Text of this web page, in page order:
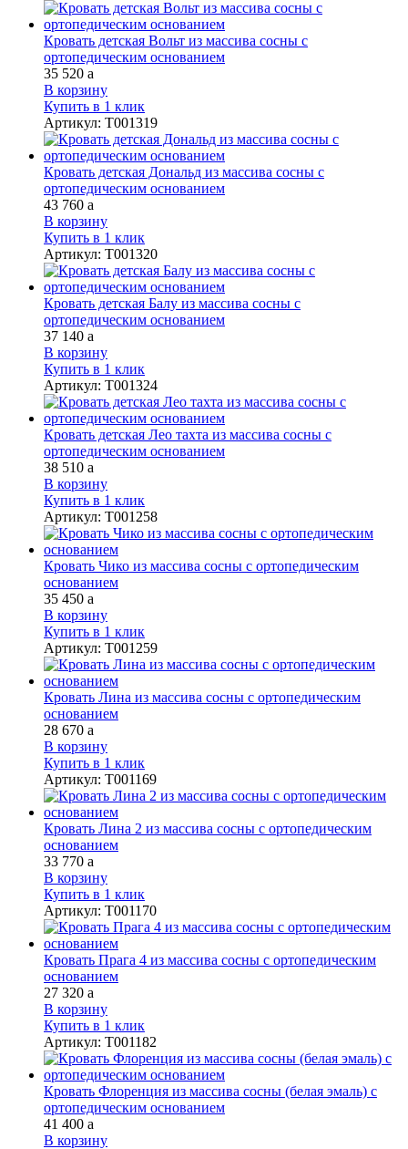
Кровать детская Вольт из массива сосны с
ортопедическим основанием
35 520 a
В корзину
Купить в 1 клик
Артикул: Т001319
Кровать детская Дональд из массива сосны с
ортопедическим основанием
43 760 a
В корзину
Купить в 1 клик
Артикул: Т001320
Кровать детская Балу из массива сосны с
ортопедическим основанием
37 140 a
В корзину
Купить в 1 клик
Артикул: Т001324
Кровать детская Лео тахта из массива сосны с
ортопедическим основанием
38 510 a
В корзину
Купить в 1 клик
Артикул: Т001258
Кровать Чико из массива сосны с ортопедическим
основанием
35 450 a
В корзину
Купить в 1 клик
Артикул: Т001259
Кровать Лина из массива сосны с ортопедическим
основанием
28 670 a
В корзину
Купить в 1 клик
Артикул: Т001169
Кровать Лина 2 из массива сосны с ортопедическим
основанием
33 770 a
В корзину
Купить в 1 клик
Артикул: Т001170
Кровать Прага 4 из массива сосны с ортопедическим
основанием
27 320 a
В корзину
Купить в 1 клик
Артикул: Т001182
Кровать Флоренция из массива сосны (белая эмаль) с
ортопедическим основанием
41 400 a
В корзину